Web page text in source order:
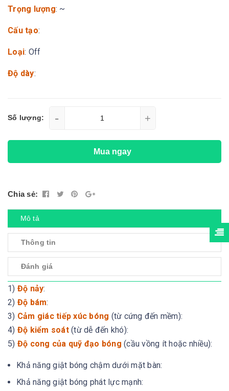
Trọng lượng: ~
Cấu tạo:
Loại: Off
Độ dày:
Số lượng: - +
Mua ngay
Chia sẻ:
Mô tả
Thông tin
Đánh giá
1) Độ nảy:
2) Độ bám:
3) Cảm giác tiếp xúc bóng (từ cứng đến mềm):
4) Độ kiểm soát(từ dễ đến khó):
5) Độ cong của quỹ đạo bóng (cầu vồng ít hoặc nhiều):
Khả năng giật bóng chậm dưới mặt bàn:
Khả năng giật bóng phát lực mạnh: